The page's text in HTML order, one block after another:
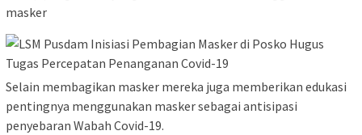
masker
Selain membagikan masker mereka juga memberikan edukasi
pentingnya menggunakan masker sebagai antisipasi
penyebaran Wabah Covid-19.